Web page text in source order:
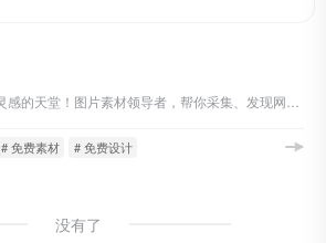
# 免费素材 # 免费设计
没有了